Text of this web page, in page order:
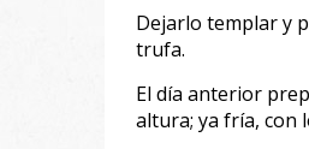
Dejarlo templar y
trufa.
El día anterior
altura; ya fría, con